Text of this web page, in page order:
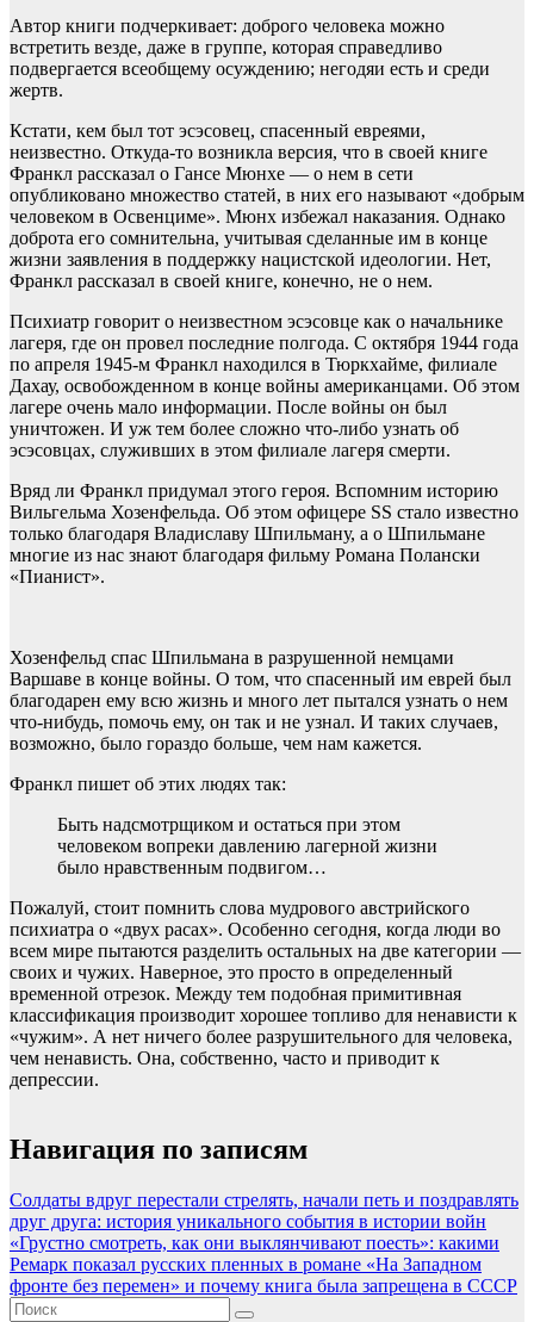
Автор книги подчеркивает: доброго человека можно
встретить везде, даже в группе, которая справедливо
подвергается всеобщему осуждению; негодяи есть и среди
жертв.
Кстати, кем был тот эсэсовец, спасенный евреями,
неизвестно. Откуда-то возникла версия, что в своей книге
Франкл рассказал о Гансе Мюнхе — о нем в сети
опубликовано множество статей, в них его называют «добрым
человеком в Освенциме». Мюнх избежал наказания. Однако
доброта его сомнительна, учитывая сделанные им в конце
жизни заявления в поддержку нацистской идеологии. Нет,
Франкл рассказал в своей книге, конечно, не о нем.
Психиатр говорит о неизвестном эсэсовце как о начальнике
лагеря, где он провел последние полгода. С октября 1944 года
по апреля 1945-м Франкл находился в Тюркхайме, филиале
Дахау, освобожденном в конце войны американцами. Об этом
лагере очень мало информации. После войны он был
уничтожен. И уж тем более сложно что-либо узнать об
эсэсовцах, служивших в этом филиале лагеря смерти.
Вряд ли Франкл придумал этого героя. Вспомним историю
Вильгельма Хозенфельда. Об этом офицере SS стало известно
только благодаря Владиславу Шпильману, а о Шпильмане
многие из нас знают благодаря фильму Романа Полански
«Пианист».
Хозенфельд спас Шпильмана в разрушенной немцами
Варшаве в конце войны. О том, что спасенный им еврей был
благодарен ему всю жизнь и много лет пытался узнать о нем
что-нибудь, помочь ему, он так и не узнал. И таких случаев,
возможно, было гораздо больше, чем нам кажется.
Франкл пишет об этих людях так:
Быть надсмотрщиком и остаться при этом
человеком вопреки давлению лагерной жизни
было нравственным подвигом…
Пожалуй, стоит помнить слова мудрового австрийского
психиатра о «двух расах». Особенно сегодня, когда люди во
всем мире пытаются разделить остальных на две категории —
своих и чужих. Наверное, это просто в определенный
временной отрезок. Между тем подобная примитивная
классификация производит хорошее топливо для ненависти к
«чужим». А нет ничего более разрушительного для человека,
чем ненависть. Она, собственно, часто и приводит к
депрессии.
Навигация по записям
Солдаты вдруг перестали стрелять, начали петь и поздравлять
друг друга: история уникального события в истории войн
«Грустно смотреть, как они выклянчивают поесть»: какими
Ремарк показал русских пленных в романе «На Западном
фронте без перемен» и почему книга была запрещена в СССР